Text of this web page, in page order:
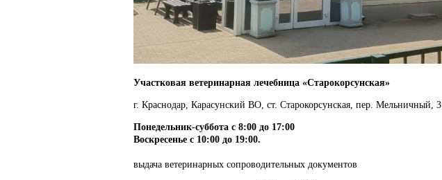
Участковая ветеринарная лечебница «Старокорсунская»
г. Краснодар, Карасунский ВО, ст. Старокорсунская, пер. Мельничный, 3
Понедельник-суббота с 8:00 до 17:00
Воскресенье с 10:00 до 19:00.
выдача ветеринарных сопроводительных документов